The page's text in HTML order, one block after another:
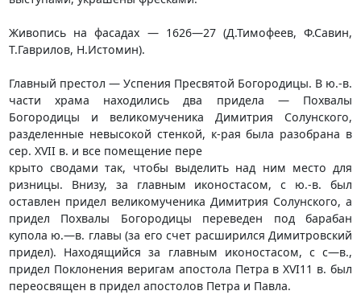
Живопись на фасадах — 1626—27 (Д.Тимофеев, Ф.Савин,
Т.Гаврилов, Н.Истомин).
Главный престол — Успения Пресвятой Богородицы. В ю.-в.
части храма находились два придела — Похвалы
Богородицы и великомученика Димитрия Солунского,
разделенные невысокой стенкой, к-рая была разобрана в
сер. XVII в. и все помещение пере
крыто сводами так, чтобы выделить над ним место для
ризницы. Внизу, за главным иконостасом, с ю.-в. был
оставлен придел великомученика Димитрия Солунского, а
придел Похвалы Богородицы переведен под барабан
купола ю.—в. главы (за его счет расширился Димитровский
придел). Находящийся за главным иконостасом, с с—в.,
придел Поклонения веригам апостола Петра в XVI11 в. был
переосвящен в придел апостолов Петра и Павла.